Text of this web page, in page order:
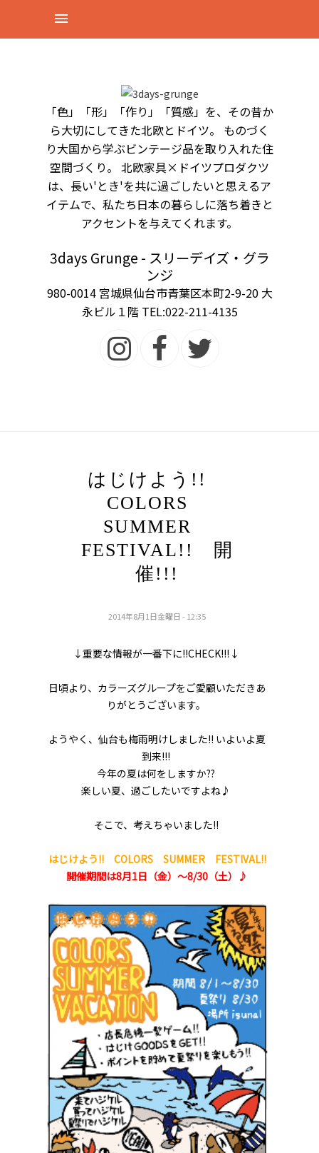
「色」「形」「作り」「質感」を、その昔か
ら大切にしてきた北欧とドイツ。 ものづく
り大国から学ぶビンテージ品を取り入れた住
空間づくり。 北欧家具×ドイツプロダクツ
は、長い'とき'を共に過ごしたいと思えるア
イテムで、私たち日本の暮らしに落ち着きと
アクセントを与えてくれます。
3days Grunge - スリーデイズ・グラ
ンジ
980-0014 宮城県仙台市青葉区本町2-9-20 大
永ビル１階 TEL:022-211-4135
はじけよう!!
COLORS
SUMMER
FESTIVAL!! 開
催!!!
2014年8月1日金曜日 - 12:35
↓重要な情報が一番下に!!CHECK!!!↓
日頃より、カラーズグループをご愛顧いただきあ
りがとうございます。
ようやく、仙台も梅雨明けしました!! いよいよ夏
到来!!!
今年の夏は何をしますか??
楽しい夏、過ごしたいですよね♪
そこで、考えちゃいました!!
はじけよう!! COLORS SUMMER FESTIVAL!!
開催期間は8月1日（金）～8/30（土）♪